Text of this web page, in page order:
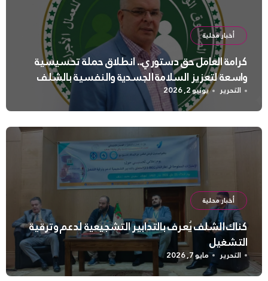
أخبار محلية
كرامة العامل حق دستوري.. انطلاق حملة تحسيسية
واسعة لتعزيز السلامة الجسدية والنفسية بالشلف
التحرير يونيو 2, 2026
أخبار محلية
كناك الشلف يُعرف بالتدابير التشجيعية لدعم وترقية
التشغيل
التحرير مايو 7, 2026